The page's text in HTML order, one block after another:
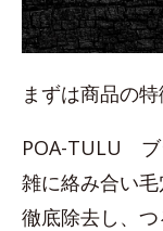
まずは商品の
POA-TULU ブ
雑に絡み合い
徹底除去し、